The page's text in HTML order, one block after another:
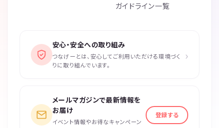
ガイドライン一覧
安心・安全への取り組み
つなげーとは、安心してご利用いただける環境づく
りに取り組んでいます。
›
メールマガジンで最新情報を
お届け
イベント情報やお得なキャンペーン
登録する